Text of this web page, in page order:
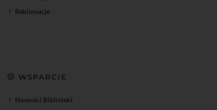
Reklamacje
WSPARCIE
Nowości Biblioteki